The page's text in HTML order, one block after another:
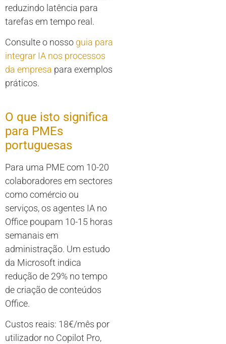
reduzindo latência para
tarefas em tempo real.
Consulte o nosso guia para
integrar IA nos processos
da empresa para exemplos
práticos.
O que isto significa
para PMEs
portuguesas
Para uma PME com 10-20
colaboradores em sectores
como comércio ou
serviços, os agentes IA no
Office poupam 10-15 horas
semanais em
administração. Um estudo
da Microsoft indica
redução de 29% no tempo
de criação de conteúdos
Office.
Custos reais: 18€/mês por
utilizador no Copilot Pro,